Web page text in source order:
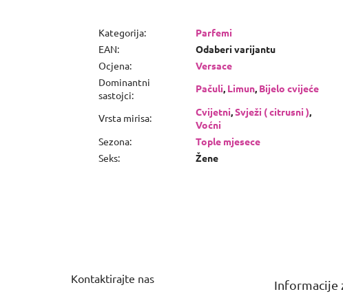
Kategorija:
Parfemi
EAN:
Odaberi varijantu
Ocjena:
Versace
Dominantni
sastojci:
Pačuli, Limun, Bijelo cvijeće
Vrsta mirisa: Cvijetni,Svježi ( citrusni ),
Voćni
Sezona:
Tople mjesece
Seks: Žene
Kontaktirajte nas Informacije